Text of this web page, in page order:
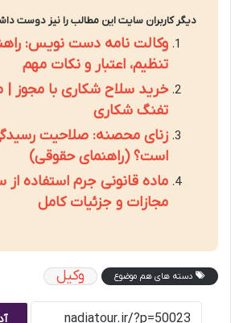
دیگر کاربران سایت این مطالب را نیز دوست
وکالت نامه دست نویس:
تنظیم، اعتبار و نکات مهم
خرید سلاح شکاری با مجوز |
تفنگ شکاری
زنای محصنه: صلاحیت
است؟ (راهنمای حقوقی)
ماده قانونی جرم استفاده
مجازات و جزئیات کامل
دسته های هم موضوع وکیل